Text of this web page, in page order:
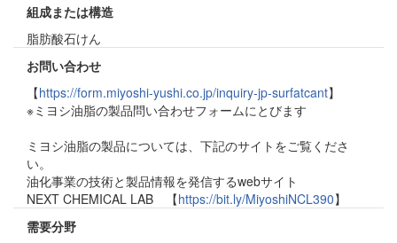
組成または構造
脂肪酸石けん
お問い合わせ
【https://form.miyoshi-yushi.co.jp/inquiry-jp-surfatcant】
※ミヨシ油脂の製品問い合わせフォームにとびます
ミヨシ油脂の製品については、下記のサイトをご覧くださ
い。
油化事業の技術と製品情報を発信するwebサイト
NEXT CHEMICAL LAB 【https://bit.ly/MiyoshiNCL390】
需要分野